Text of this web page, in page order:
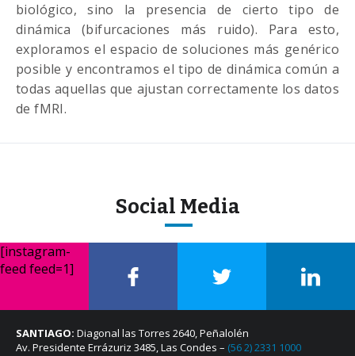
biológico, sino la presencia de cierto tipo de
dinámica (bifurcaciones más ruido). Para esto,
exploramos el espacio de soluciones más genérico
posible y encontramos el tipo de dinámica común a
todas aquellas que ajustan correctamente los datos
de fMRI.
Social Media
[instagram-
feed feed=1]
SANTIAGO: Diagonal las Torres 2640, Peñalolén
Av. Presidente Errázuriz 3485, Las Condes – (56 2) 2331 1000